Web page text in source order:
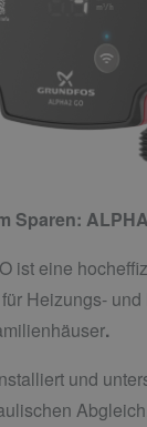
Sparen:
ist eine
Heizungs-
.
und